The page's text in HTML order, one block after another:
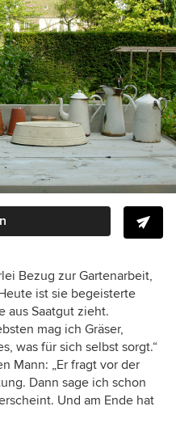
Bezug zur Gartenarbeit,
ist sie begeisterte
aus Saatgut zieht.
mag ich Gräser,
was für sich selbst sorgt.“
Mann: „Er fragt vor der
Dann sage ich schon
Und am Ende hat